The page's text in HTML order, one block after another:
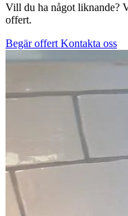
Vill du ha något liknande?
offert.
Begär offert Kontakta oss